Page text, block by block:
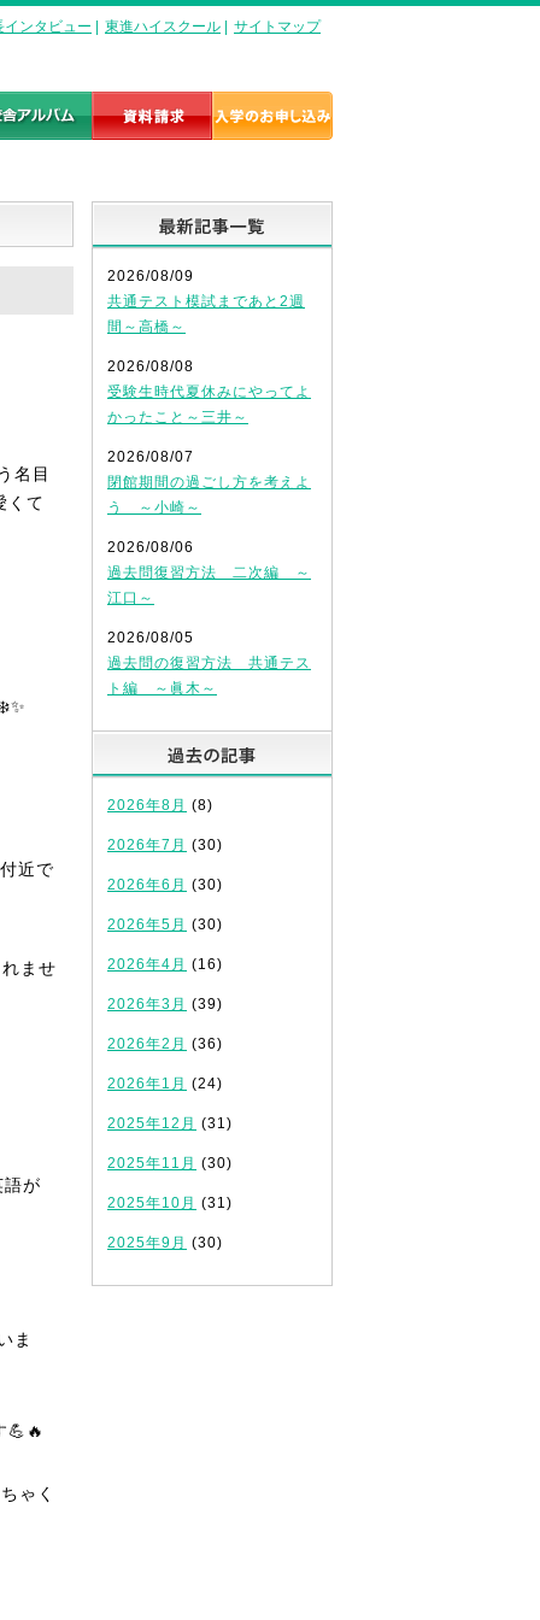
インタビュー 東進ハイスクール サイトマップ
名目
くて
近で
ませ
が
ま
💪🔥
ゃく
2026/08/09
共通テスト模試まであと2週
間～高橋～
2026/08/08
受験生時代夏休みにやってよ
かったこと～三井～
2026/08/07
閉館期間の過ごし方を考えよ
う ～小崎～
2026/08/06
過去問復習方法 二次編 ～
江口～
2026/08/05
過去問の復習方法 共通テス
ト編 ～眞木～
2026年8月 (8)
2026年7月 (30)
2026年6月 (30)
2026年5月 (30)
2026年4月 (16)
2026年3月 (39)
2026年2月 (36)
2026年1月 (24)
2025年12月 (31)
2025年11月 (30)
2025年10月 (31)
2025年9月 (30)